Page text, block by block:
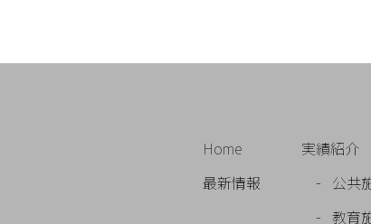
Home
最新情報
実績紹介
公共
教育